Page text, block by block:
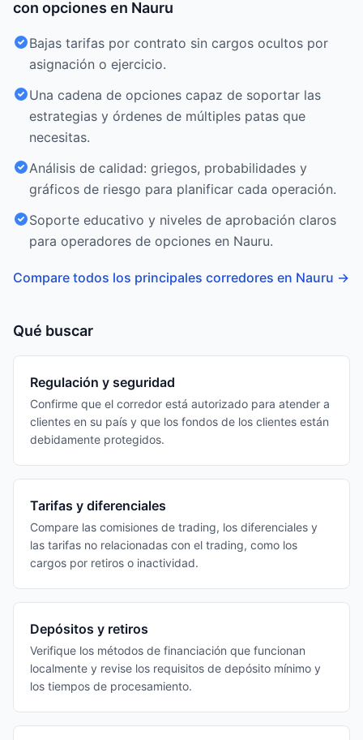
con opciones en Nauru
Bajas tarifas por contrato sin cargos ocultos por
asignación o ejercicio.
Una cadena de opciones capaz de soportar las
estrategias y órdenes de múltiples patas que
necesitas.
Análisis de calidad: griegos, probabilidades y
gráficos de riesgo para planificar cada operación.
Soporte educativo y niveles de aprobación claros
para operadores de opciones en Nauru.
Compare todos los principales corredores en Nauru →
Qué buscar
Regulación y seguridad
Confirme que el corredor está autorizado para atender a
clientes en su país y que los fondos de los clientes están
debidamente protegidos.
Tarifas y diferenciales
Compare las comisiones de trading, los diferenciales y
las tarifas no relacionadas con el trading, como los
cargos por retiros o inactividad.
Depósitos y retiros
Verifique los métodos de financiación que funcionan
localmente y revise los requisitos de depósito mínimo y
los tiempos de procesamiento.